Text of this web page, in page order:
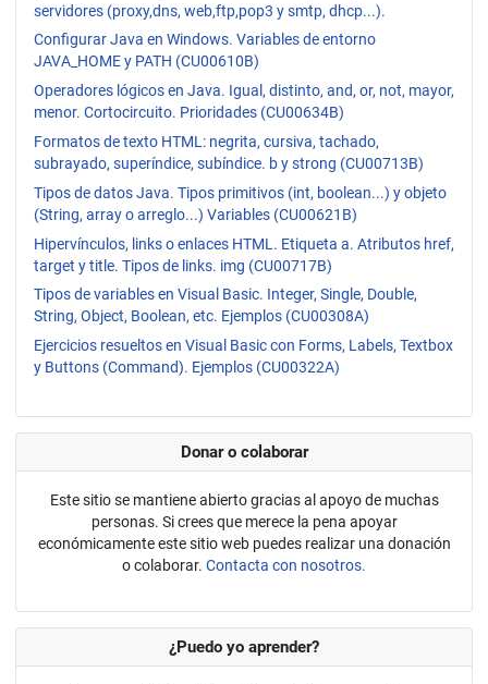
servidores (proxy,dns, web,ftp,pop3 y smtp, dhcp...).
Configurar Java en Windows. Variables de entorno
JAVA_HOME y PATH (CU00610B)
Operadores lógicos en Java. Igual, distinto, and, or, not, mayor,
menor. Cortocircuito. Prioridades (CU00634B)
Formatos de texto HTML: negrita, cursiva, tachado,
subrayado, superíndice, subíndice. b y strong (CU00713B)
Tipos de datos Java. Tipos primitivos (int, boolean...) y objeto
(String, array o arreglo...) Variables (CU00621B)
Hipervínculos, links o enlaces HTML. Etiqueta a. Atributos href,
target y title. Tipos de links. img (CU00717B)
Tipos de variables en Visual Basic. Integer, Single, Double,
String, Object, Boolean, etc. Ejemplos (CU00308A)
Ejercicios resueltos en Visual Basic con Forms, Labels, Textbox
y Buttons (Command). Ejemplos (CU00322A)
Donar o colaborar
Este sitio se mantiene abierto gracias al apoyo de muchas
personas. Si crees que merece la pena apoyar
económicamente este sitio web puedes realizar una donación
o colaborar. Contacta con nosotros.
¿Puedo yo aprender?